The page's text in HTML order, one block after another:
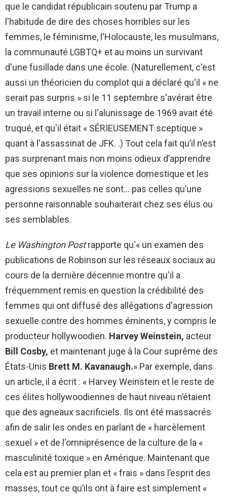
que le candidat républicain soutenu par Trump a
l'habitude de dire des choses horribles sur les
femmes, le féminisme, l'Holocauste, les musulmans,
la communauté LGBTQ+ et au moins un survivant
d'une fusillade dans une école. (Naturellement, c'est
aussi un théoricien du complot qui a déclaré qu'il « ne
serait pas surpris » si le 11 septembre s'avérait être
un travail interne ou si l'alunissage de 1969 avait été
truqué, et qu'il était « SÉRIEUSEMENT sceptique »
quant à l'assassinat de JFK. .) Tout cela fait qu’il n’est
pas surprenant mais non moins odieux d’apprendre
que ses opinions sur la violence domestique et les
agressions sexuelles ne sont… pas celles qu’une
personne raisonnable souhaiterait chez ses élus ou
ses semblables.
Le Washington Postrapporte qu'« un examen des
publications de Robinson sur les réseaux sociaux au
cours de la dernière décennie montre qu'il a
fréquemment remis en question la crédibilité des
femmes qui ont diffusé des allégations d'agression
sexuelle contre des hommes éminents, y compris le
producteur hollywoodien. Harvey Weinstein, acteur
Bill Cosby, et maintenant juge à la Cour suprême des
États-Unis Brett M. Kavanaugh.» Par exemple, dans
un article, il a écrit : « Harvey Weinstein et le reste de
ces élites hollywoodiennes de haut niveau n’étaient
que des agneaux sacrificiels. Ils ont été massacrés
afin de salir les ondes en parlant de « harcèlement
sexuel » et de l'omniprésence de la culture de la «
masculinité toxique » en Amérique. Maintenant que
cela est au premier plan et « frais » dans l’esprit des
masses, tout ce qu’ils ont à faire est simplement «